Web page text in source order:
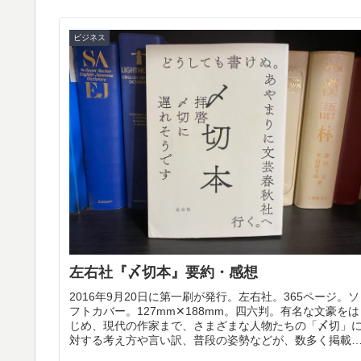
ビジネス
左右社『〆切本』要約・感想
2016年9月20日に第一刷が発行。左右社。365ページ。ソ
フトカバー。127mm✕188mm。四六判。有名な文豪をは
じめ、現代の作家まで、さまざまな人物たちの「〆切」
対する考え方や言い訳、普段の姿勢などが、数多く掲載